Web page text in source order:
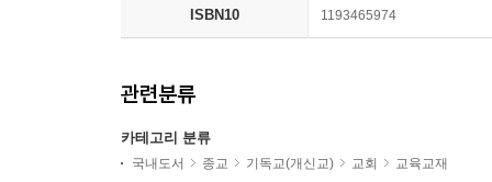
ISBN10 1193465974
관련분류
카테고리 분류
국내도서 종교 기독교(개신교) 교회 교육교재